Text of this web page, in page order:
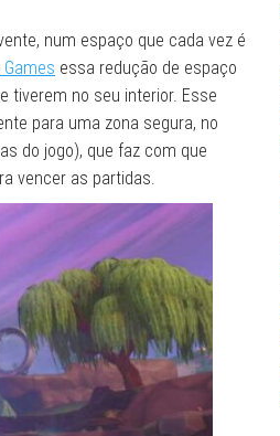
num espaço que cada vez é
Games essa redução de espaço
tiverem no seu interior. Esse
para uma zona segura, no
do jogo), que faz com que
vencer as partidas.